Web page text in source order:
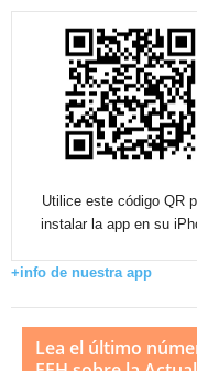
Utilice este código QR
instalar la app en su
+info de nuestra app
Lea el último